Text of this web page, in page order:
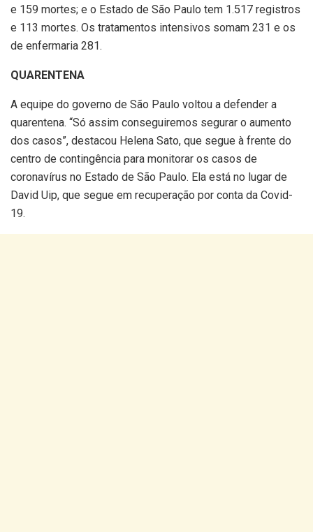
e 159 mortes; e o Estado de São Paulo tem 1.517 registros
e 113 mortes. Os tratamentos intensivos somam 231 e os
de enfermaria 281.
QUARENTENA
A equipe do governo de São Paulo voltou a defender a
quarentena. “Só assim conseguiremos segurar o aumento
dos casos”, destacou Helena Sato, que segue à frente do
centro de contingência para monitorar os casos de
coronavírus no Estado de São Paulo. Ela está no lugar de
David Uip, que segue em recuperação por conta da Covid-
19.